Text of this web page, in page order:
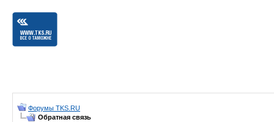
Форумы TKS.RU
Обратная связь